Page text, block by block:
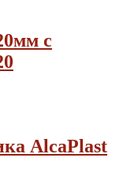
с
AlcaPlast